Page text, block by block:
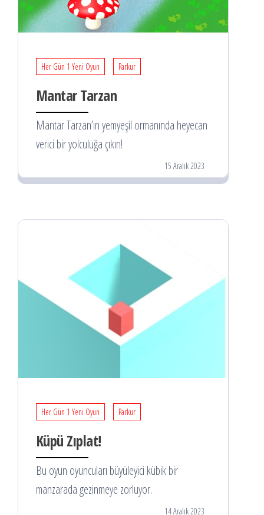
Her Gün 1 Yeni Oyun Parkur
Mantar Tarzan
Mantar Tarzan’ın yemyeşil ormanında heyecan
verici bir yolculuğa çıkın!
15 Aralık 2023
Her Gün 1 Yeni Oyun Parkur
Küpü Zıplat!
Bu oyun oyuncuları büyüleyici kübik bir
manzarada gezinmeye zorluyor.
14 Aralık 2023